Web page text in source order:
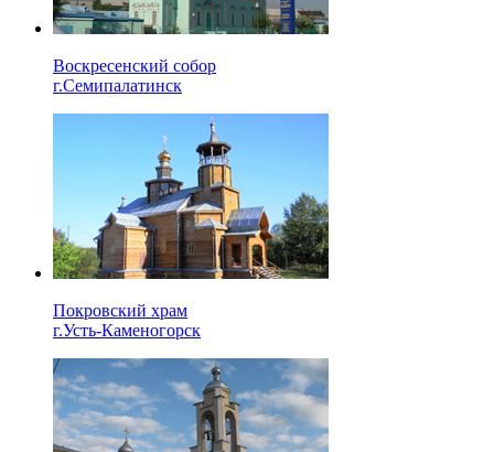
Воскресенский собор
г.Семипалатинск
Покровский храм
г.Усть-Каменогорск